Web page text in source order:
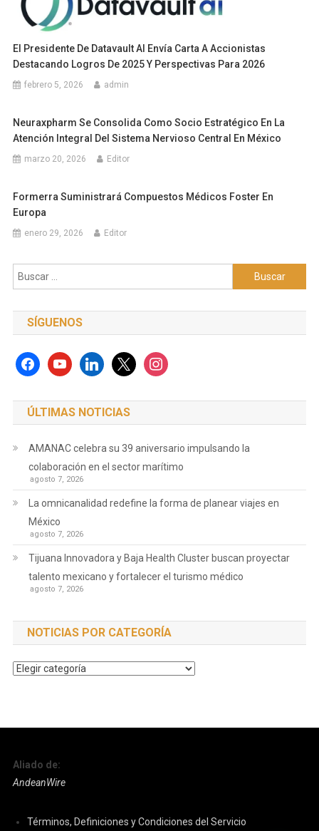
El Presidente De Datavault AI Envía Carta A Accionistas
Destacando Logros De 2025 Y Perspectivas Para 2026
febrero 5, 2026 admin
Neuraxpharm Se Consolida Como Socio Estratégico En La
Atención Integral Del Sistema Nervioso Central En México
marzo 20, 2026 Editor
Formerra Suministrará Compuestos Médicos Foster En
Europa
enero 29, 2026 Editor
Buscar:
SÍGUENOS
facebookyoutubelinkedinx instagram
ÚLTIMAS NOTICIAS
AMANAC celebra su 39 aniversario impulsando la
colaboración en el sector marítimo
agosto 7, 2026
La omnicanalidad redefine la forma de planear viajes en
México
agosto 7, 2026
Tijuana Innovadora y Baja Health Cluster buscan proyectar
talento mexicano y fortalecer el turismo médico
agosto 7, 2026
NOTICIAS POR CATEGORÍA
Noticias
Aliado de:
AndeanWire
Términos, Definiciones y Condiciones del Servicio